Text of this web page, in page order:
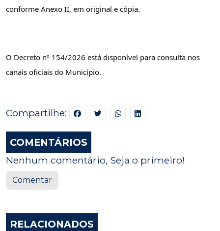
conforme Anexo II, em original e cópia.
O Decreto nº 154/2026 está disponível para consulta nos
canais oficiais do Município.
Compartilhe:
COMENTÁRIOS
Nenhum comentário, Seja o primeiro!
Comentar
RELACIONADOS